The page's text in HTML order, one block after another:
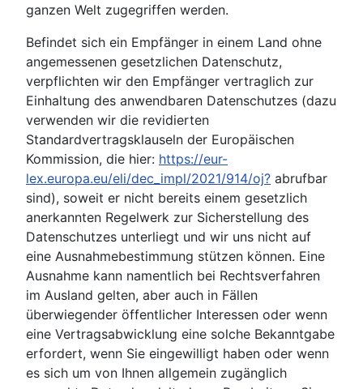
ganzen Welt zugegriffen werden.
Befindet sich ein Empfänger in einem Land ohne
angemessenen gesetzlichen Datenschutz,
verpflichten wir den Empfänger vertraglich zur
Einhaltung des anwendbaren Datenschutzes (dazu
verwenden wir die revidierten
Standardvertragsklauseln der Europäischen
Kommission, die hier: https://eur-
lex.europa.eu/eli/dec_impl/2021/914/oj? abrufbar
sind), soweit er nicht bereits einem gesetzlich
anerkannten Regelwerk zur Sicherstellung des
Datenschutzes unterliegt und wir uns nicht auf
eine Ausnahmebestimmung stützen können. Eine
Ausnahme kann namentlich bei Rechtsverfahren
im Ausland gelten, aber auch in Fällen
überwiegender öffentlicher Interessen oder wenn
eine Vertragsabwicklung eine solche Bekanntgabe
erfordert, wenn Sie eingewilligt haben oder wenn
es sich um von Ihnen allgemein zugänglich